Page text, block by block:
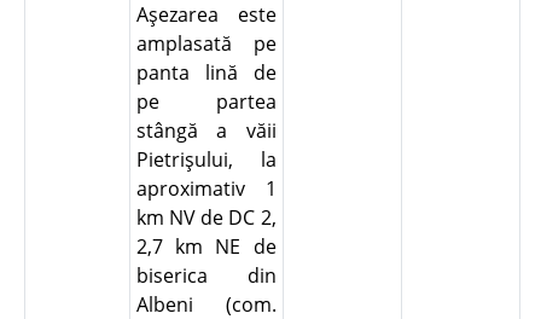
Aşezarea este
amplasată pe
panta lină de
pe partea
stângă a văii
Pietrişului, la
aproximativ 1
km NV de DC 2,
2,7 km NE de
biserica din
Albeni (com.